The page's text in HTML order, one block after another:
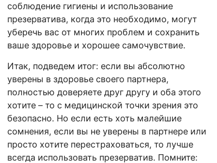
соблюдение гигиены и использование
презерватива, когда это необходимо, могут
уберечь вас от многих проблем и сохранить
ваше здоровье и хорошее самочувствие.
Итак, подведем итог: если вы абсолютно
уверены в здоровье своего партнера,
полностью доверяете друг другу и оба этого
хотите – то с медицинской точки зрения это
безопасно. Но если есть хоть малейшие
сомнения, если вы не уверены в партнере или
просто хотите перестраховаться, то лучше
всегда использовать презерватив. Помните: